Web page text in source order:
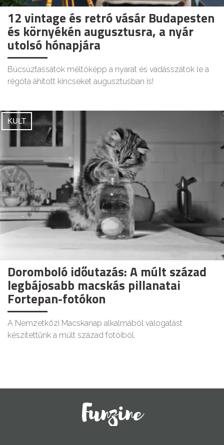
12 vintage és retró vásár Budapesten
és környékén augusztusra, a nyár
utolsó hónapjára
Búcsúztassátok méltóképp a nyarat és vadásszátok le a
régóta áhított kincseket augusztusban is!
KULT
Doromboló időutazás: A múlt század
legbájosabb macskás pillanatai
Fortepan-fotókon
A Nemzetközi Macskanap alkalmából válogatást
készítettünk a múlt század fotóiból.